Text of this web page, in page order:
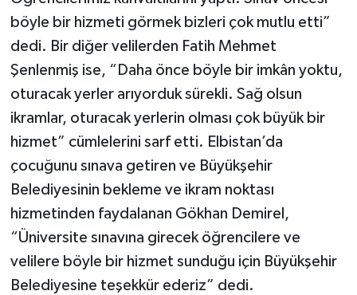
böyle bir hizmeti görmek bizleri çok mutlu etti”
dedi. Bir diğer velilerden Fatih Mehmet
Şenlenmiş ise, “Daha önce böyle bir imkân yoktu,
oturacak yerler arıyorduk sürekli. Sağ olsun
ikramlar, oturacak yerlerin olması çok büyük bir
hizmet” cümlelerini sarf etti. Elbistan’da
çocuğunu sınava getiren ve Büyükşehir
Belediyesinin bekleme ve ikram noktası
hizmetinden faydalanan Gökhan Demirel,
“Üniversite sınavına girecek öğrencilere ve
velilere böyle bir hizmet sunduğu için Büyükşehir
Belediyesine teşekkür ederiz” dedi.